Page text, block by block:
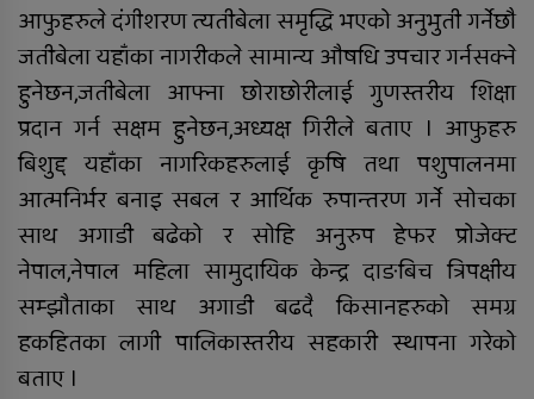
राप्ती आधारभूत अस्पतालमा शुक्रबार
निःशुल्क विशेषज्ञ स्वास्थ्य शिविर
सञ्चालन हुने
दाङमा आफ्नै भाइ बुहारी करणीको
आरोपमा जेठाजु विरुद्ध मुद्दा दायर
रोल्पामा खोलाले बगाउँदा एक वृद्धको
मृत्यु
आफुहरुले दंगीशरण त्यतीबेला समृद्धि भएको अनुभुती गर्नेछौ
जतीबेला यहाँका नागरीकले सामान्य औषधि उपचार गर्नसक्ने
हुनेछन,जतीबेला आफ्ना छोराछोरीलाई गुणस्तरीय शिक्षा
प्रदान गर्न सक्षम हुनेछन,अध्यक्ष गिरीले बताए । आफुहरु
बिशुद्द यहाँका नागरिकहरुलाई कृषि तथा पशुपालनमा
आत्मनिर्भर बनाइ सबल र आर्थिक रुपान्तरण गर्ने सोचका
साथ अगाडी बढेको र सोहि अनुरुप हेफर प्रोजेक्ट
नेपाल,नेपाल महिला सामुदायिक केन्द्र दाङबिच त्रिपक्षीय
सम्झौताका साथ अगाडी बढदै किसानहरुको समग्र
हकहितका लागी पालिकास्तरीय सहकारी स्थापना गरेको
बताए ।